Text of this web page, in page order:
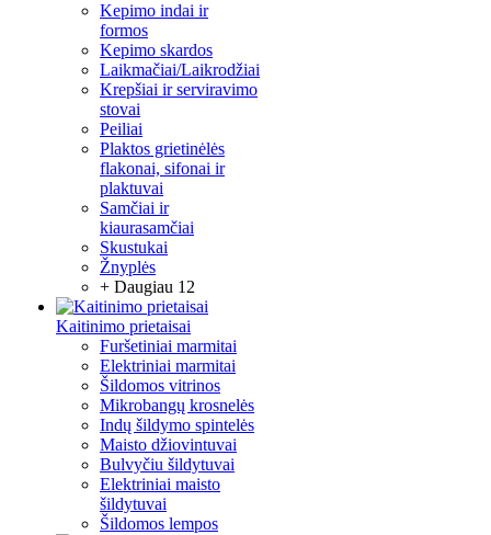
Kepimo indai ir
formos
Kepimo skardos
Laikmačiai/Laikrodžiai
Krepšiai ir serviravimo
stovai
Peiliai
Plaktos grietinėlės
flakonai, sifonai ir
plaktuvai
Samčiai ir
kiaurasamčiai
Skustukai
Žnyplės
+ Daugiau 12
Kaitinimo prietaisai
Furšetiniai marmitai
Elektriniai marmitai
Šildomos vitrinos
Mikrobangų krosnelės
Indų šildymo spintelės
Maisto džiovintuvai
Bulvyčiu šildytuvai
Elektriniai maisto
šildytuvai
Šildomos lempos